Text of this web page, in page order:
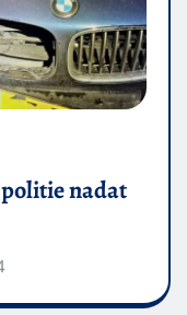
nadat